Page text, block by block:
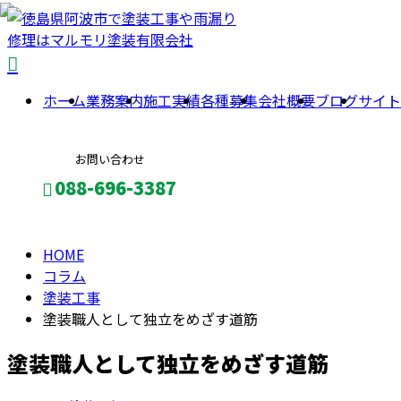
ホーム業務案内施工実績各種募集会社概要ブログサイ
お問い合わせ
088-696-3387
メールフォーム
コ
COLUMN
HOME
コラム
塗装工事
塗装職人として独立をめざす道筋
塗装職人として独立をめざす道筋